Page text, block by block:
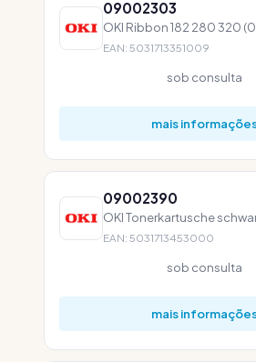
09002303
OKI Ribbon 182 280 320
EAN: 5031713351009
sob consulta
mais
09002390
OKI Tonerkartusche
EAN: 5031713453000
sob consulta
mais